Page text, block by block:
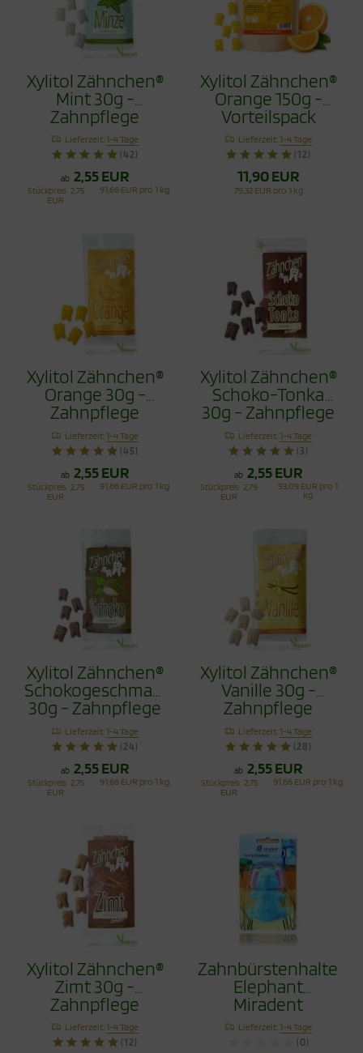
Xylitol Zähnchen®
Mint 30g -
Zahnpflege
Bonbons
Lieferzeit:1-4 Tage
(42)
ab 2,55 EUR
Stückpreis 2,75
EUR
91,66 EUR pro 1 kg
Xylitol Zähnchen®
Orange 150g -
Vorteilspack
Lieferzeit:1-4 Tage
(12)
11,90 EUR
79,32 EUR pro 1 kg
Xylitol Zähnchen®
Orange 30g -
Zahnpflege
Bonbons
Lieferzeit:1-4 Tage
(45)
ab 2,55 EUR
Stückpreis 2,75
EUR
91,66 EUR pro 1 kg
Xylitol Zähnchen®
Schoko-Tonka
30g - Zahnpflege
Bonbons
Lieferzeit:1-4 Tage
(3)
ab 2,55 EUR
Stückpreis 2,79
EUR
93,09 EUR pro 1
kg
Xylitol Zähnchen®
Schokogeschmack
30g - Zahnpflege
Bonbons
Lieferzeit:1-4 Tage
(24)
ab 2,55 EUR
Stückpreis 2,75
EUR
91,66 EUR pro 1 kg
Xylitol Zähnchen®
Vanille 30g -
Zahnpflege
Bonbons
Lieferzeit:1-4 Tage
(28)
ab 2,55 EUR
Stückpreis 2,75
EUR
91,66 EUR pro 1 kg
Xylitol Zähnchen®
Zimt 30g -
Zahnpflege
Bonbons
Lieferzeit:1-4 Tage
(12)
Zahnbürstenhalter
Elephant
Miradent
Lieferzeit:1-4 Tage
(0)